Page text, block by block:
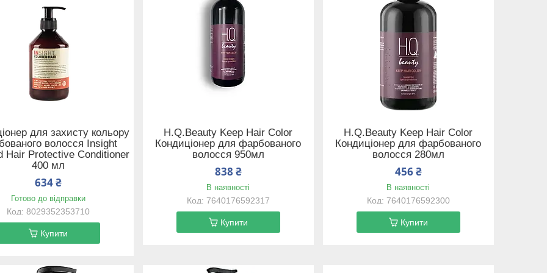
для захисту кольору
волосся Insight
Hair Protective Conditioner
400 мл
634 ₴
Готово до відправки
8029352353710
Купити
H.Q.Beauty Keep Hair Color
Кондиціонер для фарбованого
волосся 950мл
838 ₴
В наявності
7640176592317
Купити
H.Q.Beauty Keep Hair Color
Кондиціонер для фарбованого
волосся 280мл
456 ₴
В наявності
7640176592300
Купити